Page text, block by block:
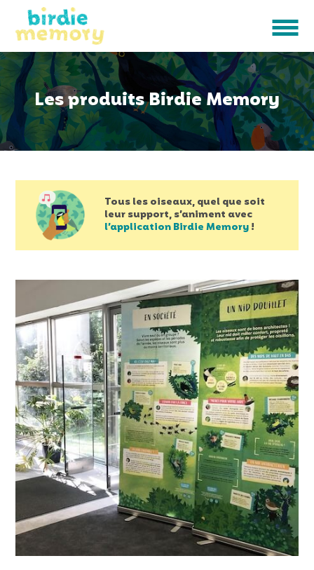
Les produits Birdie Memory
Tous les oiseaux, quel que soit
leur support, s’animent avec
l’application Birdie Memory!